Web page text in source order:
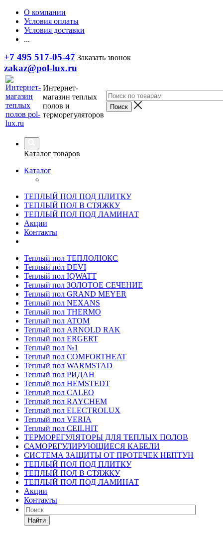
О компании
Условия оплаты
Условия доставки
...
+7 495 517-05-47 Заказать звонок
zakaz@pol-lux.ru
Интернет-
магазин теплых
полов и
терморегуляторов
Каталог товаров
Каталог
ТЕПЛЫЙ ПОЛ ПОД ПЛИТКУ
ТЕПЛЫЙ ПОЛ В СТЯЖКУ
ТЕПЛЫЙ ПОЛ ПОД ЛАМИНАТ
Акции
Контакты
Теплый пол ТЕПЛОЛЮКС
Теплый пол DEVI
Теплый пол IQWATT
Теплый пол ЗОЛОТОЕ СЕЧЕНИЕ
Теплый пол GRAND MEYER
Теплый пол NEXANS
Теплый пол THERMO
Теплый пол ATOM
Теплый пол ARNOLD RAK
Теплый пол ERGERT
Теплый пол №1
Теплый пол COMFORTHEAT
Теплый пол WARMSTAD
Теплый пол РИДАН
Теплый пол HEMSTEDT
Теплый пол CALEO
Теплый пол RAYCHEM
Теплый пол ELECTROLUX
Теплый пол VERIA
Теплый пол CEILHIT
ТЕРМОРЕГУЛЯТОРЫ ДЛЯ ТЕПЛЫХ ПОЛОВ
САМОРЕГУЛИРУЮЩИЕСЯ КАБЕЛИ
СИСТЕМА ЗАЩИТЫ ОТ ПРОТЕЧЕК НЕПТУН
ТЕПЛЫЙ ПОЛ ПОД ПЛИТКУ
ТЕПЛЫЙ ПОЛ В СТЯЖКУ
ТЕПЛЫЙ ПОЛ ПОД ЛАМИНАТ
Акции
Контакты
Найти